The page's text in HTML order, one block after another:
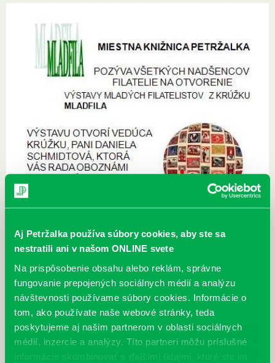
Aj Petržalka používa súbory cookies, aby ste sa
nestratili ani v našom ONLINE svete
Na prispôsobenie obsahu alebo reklám, správne
fungovanie prepojených sociálnych médií a analýzu
návštevnosti používame súbory cookies. Informácie o
tom, ako používate naše webové stránky, teda
poskytujeme aj našim partnerom v oblasti sociálnych
médií, inzercie a analýzy. Títo partneri môžu príslušné
informácie skombinovať s ďalšími údajmi, ktoré ste im
Zverejnené 30.11.2014,